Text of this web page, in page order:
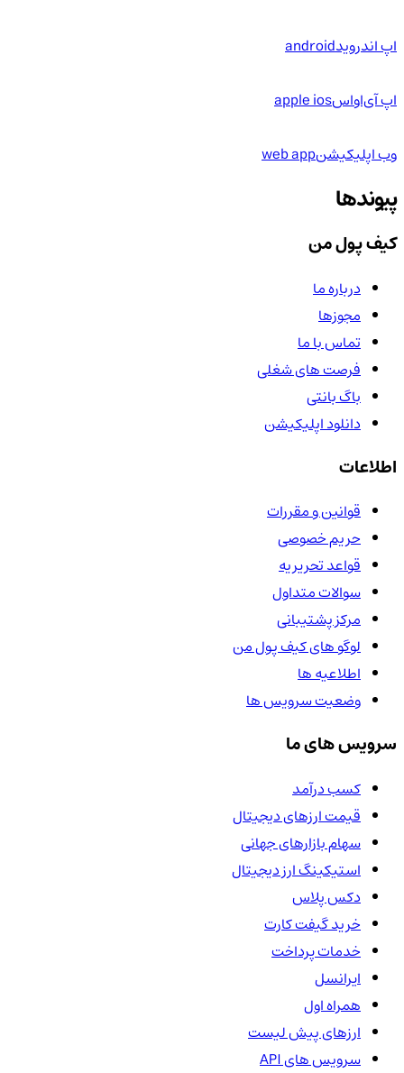
اپ اندرویدandroid
اپ آی‌او‌اسapple ios
وب اپلیکیشنweb app
پیوندها
کیف پول من
درباره ما
مجوزها
تماس با ما
فرصت های شغلی
باگ بانتی
دانلود اپلیکیشن
اطلاعات
قوانین و مقررات
حریم خصوصی
قواعد تحریریه
سوالات متداول
مرکز پشتیبانی
لوگو های کیف پول من
اطلاعیه ها
وضعیت سرویس ها
سرویس های ما
کسب درآمد
قیمت ارزهای دیجیتال
سهام بازارهای جهانی
استیکینگ ارز دیجیتال
دکس پلاس
خرید گیفت کارت
خدمات پرداخت
ایرانسل
همراه اول
ارزهای پیش لیست
سرویس های API